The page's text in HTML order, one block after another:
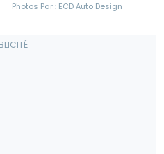
Photos Par : ECD Auto Design